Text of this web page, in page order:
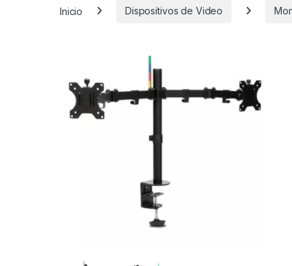
Inicio Dispositivos de Video